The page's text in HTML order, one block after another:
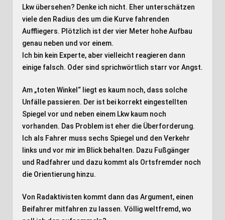
Lkw übersehen? Denke ich nicht. Eher unterschätzen
viele den Radius des um die Kurve fahrenden
Auffliegers. Plötzlich ist der vier Meter hohe Aufbau
genau neben und vor einem.
Ich bin kein Experte, aber vielleicht reagieren dann
einige falsch. Oder sind sprichwörtlich starr vor Angst.
Am „toten Winkel“ liegt es kaum noch, dass solche
Unfälle passieren. Der ist bei korrekt eingestellten
Spiegel vor und neben einem Lkw kaum noch
vorhanden. Das Problem ist eher die Überforderung.
Ich als Fahrer muss sechs Spiegel und den Verkehr
links und vor mir im Blick behalten. Dazu Fußgänger
und Radfahrer und dazu kommt als Ortsfremder noch
die Orientierung hinzu.
Von Radaktivisten kommt dann das Argument, einen
Beifahrer mitfahren zu lassen. Völlig weltfremd, wo